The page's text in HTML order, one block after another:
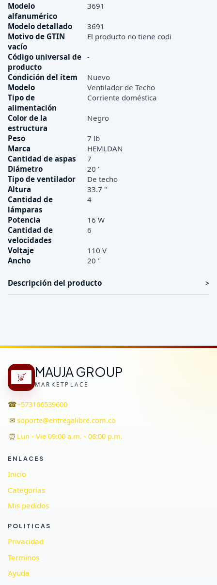
Modelo
alfanumérico
3691
Modelo detallado
3691
Motivo de GTIN
vacío
El producto no tiene codi
Código universal de
producto
-
Condición del ítem
Nuevo
Modelo
Ventilador de Techo
Tipo de
alimentación
Corriente doméstica
Color de la
estructura
Negro
Peso
7 lb
Marca
HEMLDAN
Cantidad de aspas
7
Diámetro
20 "
Tipo de ventilador
De techo
Altura
33.7 "
Cantidad de
lámparas
4
Potencia
16 W
Cantidad de
velocidades
6
Voltaje
110 V
Ancho
20 "
Descripción del producto
MAUJA GROUP
MARKETPLACE
☎+573166539600
✉ soporte@entregalibre.com.co
⏰ Lun - Vie 09:00 a.m. - 06:00 p.m.
ENLACES
Inicio
Categorias
Mis pedidos
POLITICAS
Privacidad
Terminos
Ayuda